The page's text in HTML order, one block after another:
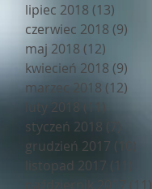
lipiec 2018 (13)
czerwiec 2018 (9)
maj 2018 (12)
kwiecień 2018 (9)
marzec 2018 (12)
luty 2018
styczeń 2018
grudzień 2017 (10)
listopad 2017 (11)
październik 2017
(11)